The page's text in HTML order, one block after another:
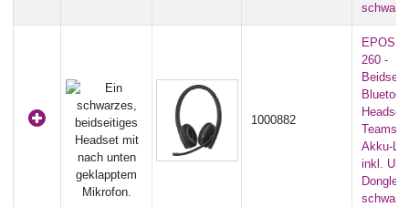
schwarz
1000882
EPOS
260 -
Headset
Teams |
Akku-
inkl.
Dongle) -
schwarz